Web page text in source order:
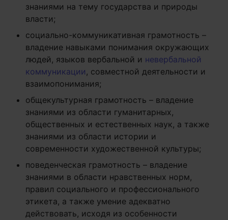
знаниями на тему государства и природы
власти;
социально-коммуникативная грамотность –
владение навыками понимания окружающих
людей, языков вербальной и невербальной
коммуникации , совместной деятельности и
взаимопонимания;
общекультурная грамотность – владение
знаниями из области гуманитарных,
общественных и естественных наук, а также
знаниями из области истории и
современности художественной культуры;
поведенческая грамотность – владение
знаниями в области нравственных норм,
правил социального и профессионального
этикета, а также умение адекватно
действовать, исходя из особенности